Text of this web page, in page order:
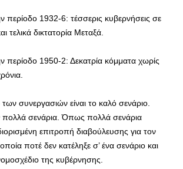
περίοδο 1932-6: τέσσερις κυβερνήσεις σε
τελικά δικτατορία Μεταξά.
περίοδο 1950-2: Δεκατρία κόμματα χωρίς
συνεργασιών είναι το καλό σενάριο.
σενάρια. Όπως πολλά σενάρια
επιτροπή διαβούλευσης για τον
ποτέ δεν κατέληξε σ’ ένα σενάριο και
της κυβέρνησης.